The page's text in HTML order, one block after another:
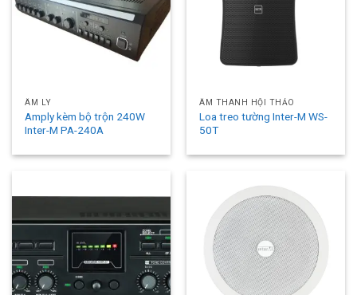
ÂM LY
Amply kèm bộ trộn 240W
Inter-M PA-240A
ÂM THANH HỘI THẢO
Loa treo tường Inter-M WS-
50T